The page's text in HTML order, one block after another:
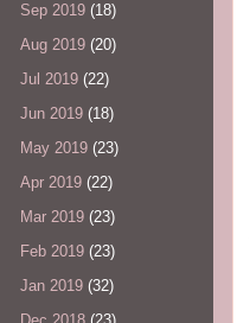
Sep 2019 (18)
Aug 2019 (20)
Jul 2019 (22)
Jun 2019 (18)
May 2019 (23)
Apr 2019 (22)
Mar 2019 (23)
Feb 2019 (23)
Jan 2019 (32)